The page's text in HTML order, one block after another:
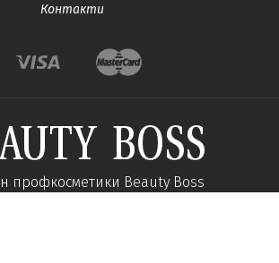
Контакти
профкосметики Beauty Boss